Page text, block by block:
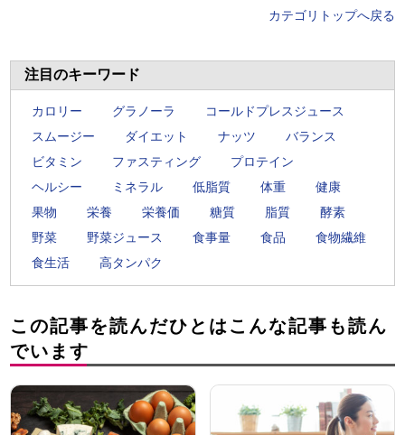
カテゴリトップへ戻る
注目のキーワード
カロリー グラノーラ
コールドプレスジュース
スムージー
ダイエット ナッツ
バランス
ビタミン
ファスティング
プロテイン
ヘルシー
ミネラル 低脂質 体重
健康
果物
栄養 栄養価 糖質 脂質
酵素
野菜
野菜ジュース 食事量 食品
食物繊維
食生活
高タンパク
この記事を読んだひとはこんな記事も読ん
でいます